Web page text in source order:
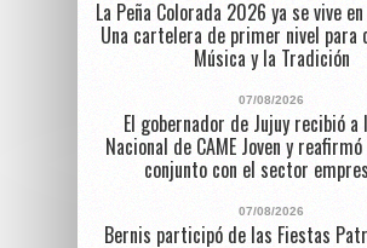
La Peña Colorada 2026 ya se vive
Una cartelera de primer nivel para
Música y la Tradición
07/08/2026
El gobernador de Jujuy recibió a
Nacional de CAME Joven y
conjunto con el sector
07/08/2026
Bernis participó de las Fiestas